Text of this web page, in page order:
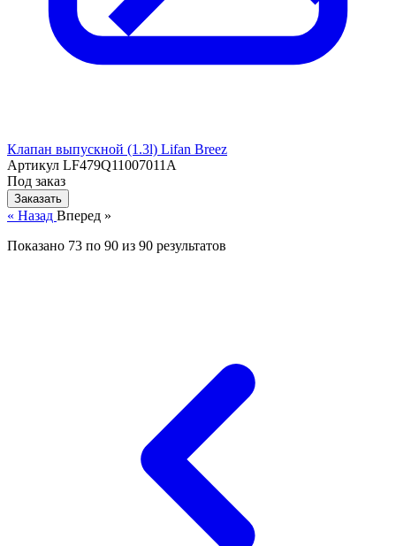
Клапан выпускной (1.3l) Lifan Breez
Артикул LF479Q11007011A
Под заказ
Заказать
« Назад Вперед »
Показано 73 по 90 из 90 результатов